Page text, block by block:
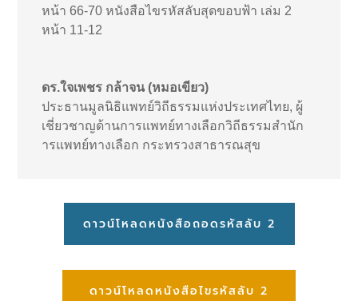
หน้า 66-70 หนังสือไขรหัสลับสุดขอบฟ้า เล่ม 2
หน้า 11-12
ดร.ใจเพชร กล้าจน (หมอเขียว)
ประธานมูลนิธิแพทย์วิถีธรรมแห่งประเทศไทย, ผู้
เชี่ยวชาญด้านการแพทย์ทางเลือกวิถีธรรมสำนัก
ารแพทย์ทางเลือก กระทรวงสาธารณสุข
ดาวน์โหลดหนังสือถอดรหัสลับ 2
ดาวน์โหลดหนังสือไขรหัสลับ 2